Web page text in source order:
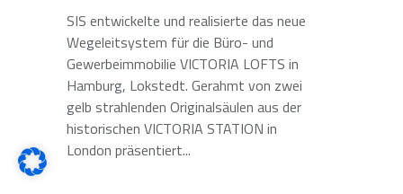
SIS entwickelte und realisierte das neue
Wegeleitsystem für die Büro- und
Gewerbeimmobilie VICTORIA LOFTS in
Hamburg, Lokstedt. Gerahmt von zwei
gelb strahlenden Originalsäulen aus der
historischen VICTORIA STATION in
London präsentiert